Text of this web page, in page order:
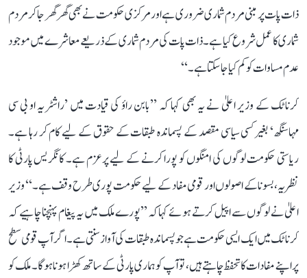
ذات پات پر مبنی مردم شماری ضروری ہے اور مرکزی حکومت نے بھی گھر گھر جا کر مردم
شماری کا عمل شروع کیا ہے۔ ذات پات کی مردم شماری کے ذریعے معاشرے میں موجود
عدم مساوات کو کم کیا جا سکتا ہے۔‘‘
کرناٹک کے وزیر اعلیٰ نے یہ بھی کہا کہ ’’بابن راؤ کی قیادت میں ’راشٹریہ او بی سی
مہاسنگھ‘ بغیر کسی سیاسی مقصد کے پسماندہ طبقات کے حقوق کے لیے کام کر رہا ہے۔
ریاستی حکومت لوگوں کی امنگوں کو پورا کرنے کے لیے پرعزم ہے۔ کانگریس پارٹی کا
نظریہ، بسونا کے اصولوں اور قومی مفاد کے لیے حکومت پوری طرح وقف ہے۔‘‘ وزیر
اعلیٰ نے لوگوں سے اپیل کرتے ہوئے کہا کہ ’’پورے ملک میں یہ پیغام پہنچنا چاہیے کہ
کرناٹک میں ایک ایسی حکومت ہے جو پسماندہ طبقات کی آواز سنتی ہے۔ اگر آپ قومی سطح
پر اپنے مفادات کا تحفظ چاہتے ہیں، تو آپ کو ہماری پارٹی کے ساتھ کھڑا ہونا ہوگا۔ ملک کو